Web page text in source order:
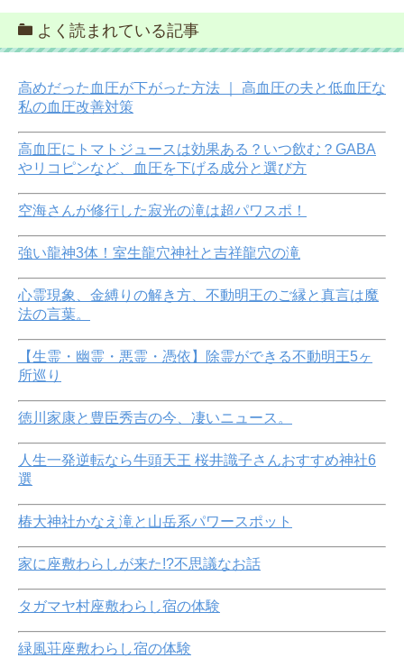
よく読まれている記事
高めだった血圧が下がった方法 ｜ 高血圧の夫と低血圧な
私の血圧改善対策
高血圧にトマトジュースは効果ある？いつ飲む？GABA
やリコピンなど、血圧を下げる成分と選び方
空海さんが修行した寂光の滝は超パワスポ！
強い龍神3体！室生龍穴神社と吉祥龍穴の滝
心霊現象、金縛りの解き方、不動明王のご縁と真言は魔
法の言葉。
【生霊・幽霊・悪霊・憑依】除霊ができる不動明王5ヶ
所巡り
徳川家康と豊臣秀吉の今、凄いニュース。
人生一発逆転なら牛頭天王 桜井識子さんおすすめ神社6
選
椿大神社かなえ滝と山岳系パワースポット
家に座敷わらしが来た!?不思議なお話
タガマヤ村座敷わらし宿の体験
緑風荘座敷わらし宿の体験